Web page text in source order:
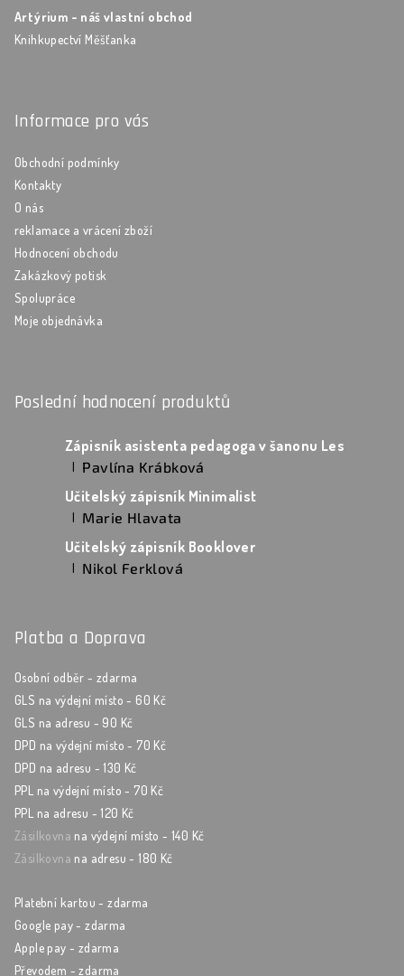
Artýrium - náš vlastní obchod
Knihkupectví Měšťanka
Informace pro vás
Obchodní podmínky
Kontakty
O nás
reklamace a vrácení zboží
Hodnocení obchodu
Zakázkový potisk
Spolupráce
Moje objednávka
Poslední hodnocení produktů
Zápisník asistenta pedagoga v šanonu Les
Hodnocení produktu je 5 z 5 hvězdiček.
| Pavlína Krábková
Učitelský zápisník Minimalist
Hodnocení produktu je 5 z 5 hvězdiček.
| Marie Hlavata
Učitelský zápisník Booklover
Hodnocení produktu je 5 z 5 hvězdiček.
| Nikol Ferklová
Platba a Doprava
Osobní odběr - zdarma
GLS na výdejní místo - 60 Kč
GLS na adresu - 90 Kč
DPD na výdejní místo - 70 Kč
DPD na adresu - 130 Kč
PPL na výdejní místo - 70 Kč
PPL na adresu - 120 Kč
Zásilkovna na výdejní místo - 140 Kč
Zásilkovna na adresu - 180 Kč
Platební kartou - zdarma
Google pay - zdarma
Apple pay - zdarma
Převodem - zdarma